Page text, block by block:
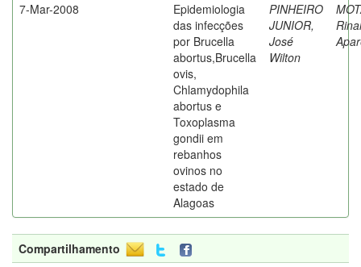
7-Mar-2008
Epidemiologia
das infecções
por Brucella
abortus,Brucella
ovis,
Chlamydophila
abortus e
Toxoplasma
gondii em
rebanhos
ovinos no
estado de
Alagoas
PINHEIRO
JUNIOR,
José
Wilton
Compartilhamento